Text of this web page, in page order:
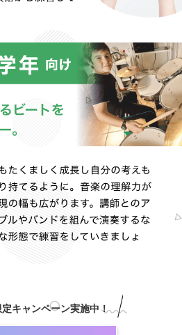
キャンペーン実施中！